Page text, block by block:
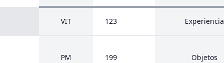
VIT 123 Experiencia
PM 199 Objetos